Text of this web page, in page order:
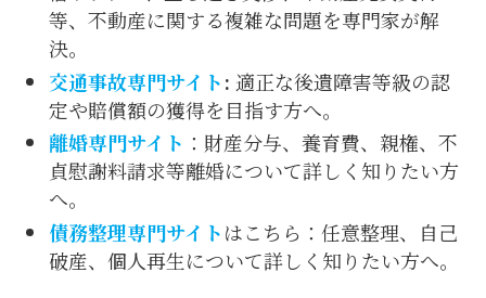
等、不動産に関する複雑な問題を専門家が解
決。
交通事故専門サイト: 適正な後遺障害等級の認
定や賠償額の獲得を目指す方へ。
離婚専門サイト ：財産分与、養育費、親権、不
貞慰謝料請求等離婚について詳しく知りたい方
へ。
債務整理専門サイトはこちら：任意整理、自己
破産、個人再生について詳しく知りたい方へ。